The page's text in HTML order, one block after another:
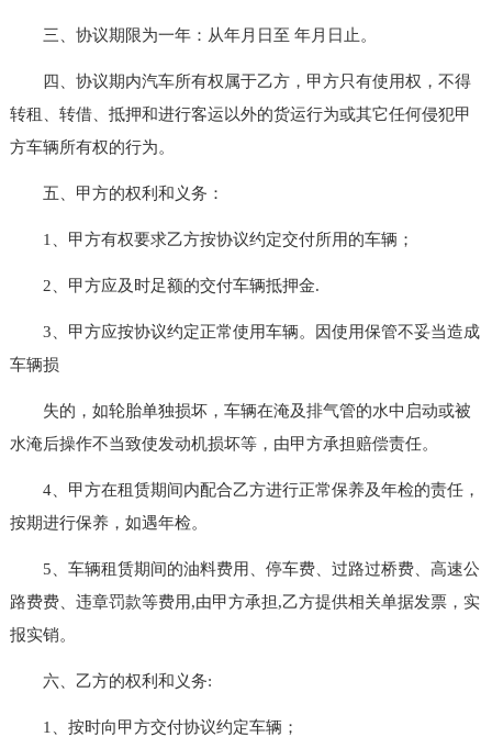
三、协议期限为一年：从年月日至 年月日止。
四、协议期内汽车所有权属于乙方，甲方只有使用权，不得
转租、转借、抵押和进行客运以外的货运行为或其它任何侵犯甲
方车辆所有权的行为。
五、甲方的权利和义务：
1、甲方有权要求乙方按协议约定交付所用的车辆；
2、甲方应及时足额的交付车辆抵押金.
3、甲方应按协议约定正常使用车辆。因使用保管不妥当造成
车辆损
失的，如轮胎单独损坏，车辆在淹及排气管的水中启动或被
水淹后操作不当致使发动机损坏等，由甲方承担赔偿责任。
4、甲方在租赁期间内配合乙方进行正常保养及年检的责任，
按期进行保养，如遇年检。
5、车辆租赁期间的油料费用、停车费、过路过桥费、高速公
路费费、违章罚款等费用,由甲方承担,乙方提供相关单据发票，实
报实销。
六、乙方的权利和义务:
1、按时向甲方交付协议约定车辆；